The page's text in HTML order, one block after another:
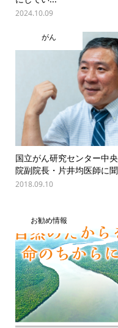
2024.10.09
がん
国立がん研究センター中
院副院長・片井均医師に聞
2018.09.10
お勧め情報